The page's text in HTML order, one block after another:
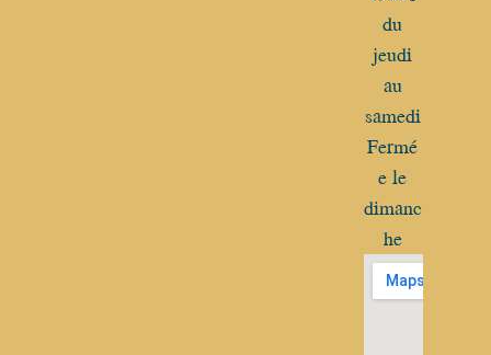
du
jeudi
au
samedi
Fermé
e le
dimanc
he